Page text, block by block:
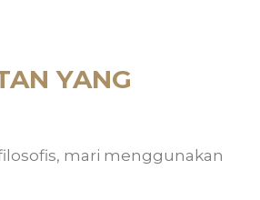
YANG
mari menggunakan